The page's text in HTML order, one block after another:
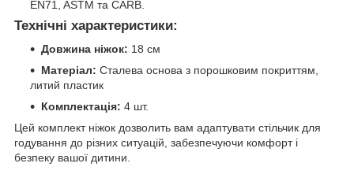
EN71, ASTM та CARB.
Технічні характеристики:
Довжина ніжок: 18 см
Матеріал: Сталева основа з порошковим покриттям,
литий пластик
Комплектація: 4 шт.
Цей комплект ніжок дозволить вам адаптувати стільчик для
годування до різних ситуацій, забезпечуючи комфорт і
безпеку вашої дитини.